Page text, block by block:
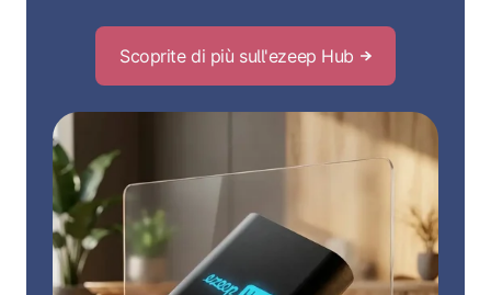
Scoprite di più sull'ezeep Hub